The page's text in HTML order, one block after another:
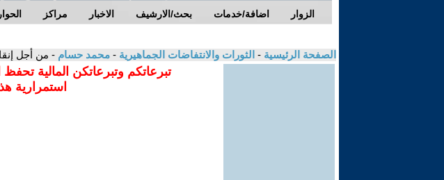
مراكز الاخبار بحث/الارشيف اضافة/خدمات الزوار
الصفحة الرئيسية - الثورات والانتفاضات الجماهيرية - محمد حسام - من أجل
تبرعاتكم وتبرعاتكن المالية
استمرارية